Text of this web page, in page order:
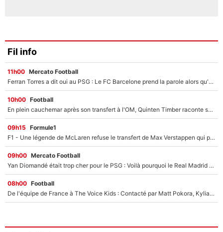
Fil info
11h00 Mercato Football
Ferran Torres a dit oui au PSG : Le FC Barcelone prend la parole alors qu'un transfert de l'attaquant espagnol prend forme
10h00 Football
En plein cauchemar après son transfert à l'OM, Quinten Timber raconte ses doutes après sa signature à Marseille
09h15 Formule1
F1 - Une légende de McLaren refuse le transfert de Max Verstappen qui pourrait «faire des vagues» et plomber l'ambiance dans l'équipe
09h00 Mercato Football
Yan Diomandé était trop cher pour le PSG : Voilà pourquoi le Real Madrid a accepté de payer la somme record de 140M€ pour boucler son transfert !
08h00 Football
De l'équipe de France à The Voice Kids : Contacté par Matt Pokora, Kylian Mbappé a accepté de jouer un rôle inédit sur TF1 !